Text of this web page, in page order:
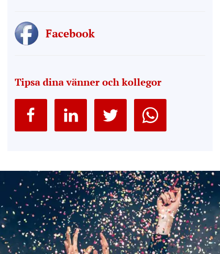
Facebook
Tipsa dina vänner och kollegor